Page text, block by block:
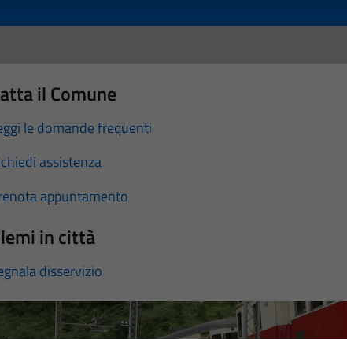
il Comune
le domande frequenti
assistenza
appuntamento
in città
disservizio